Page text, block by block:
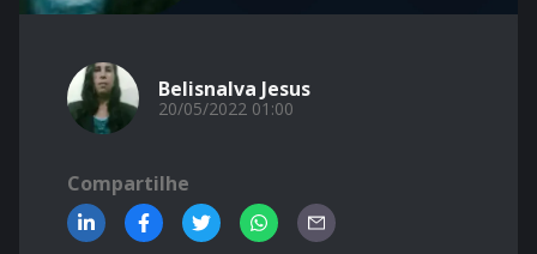
Belisnalva Jesus
20/05/2022 01:00
Compartilhe